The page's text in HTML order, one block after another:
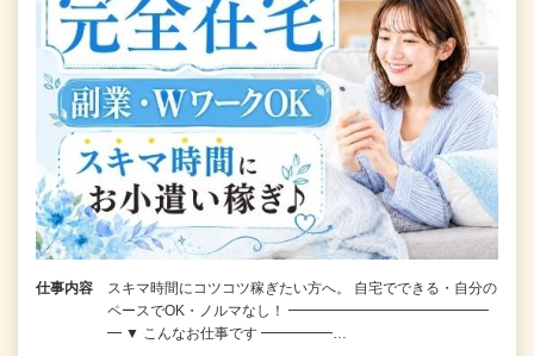
仕事内容
スキマ時間にコツコツ稼ぎたい方へ。 自宅でできる・自分の
ペースでOK・ノルマなし！ ━━━━━━━━━━━━━━
━ ▼ こんなお仕事です ━━━━━…